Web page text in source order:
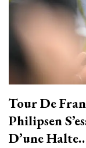
Tour De
Philipsen
D’une